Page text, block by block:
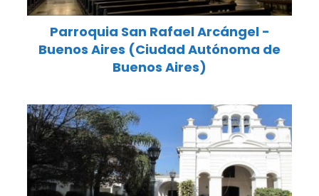
Parroquia San Rafael Arcángel -
Buenos Aires (Ciudad Autónoma de
Buenos Aires)